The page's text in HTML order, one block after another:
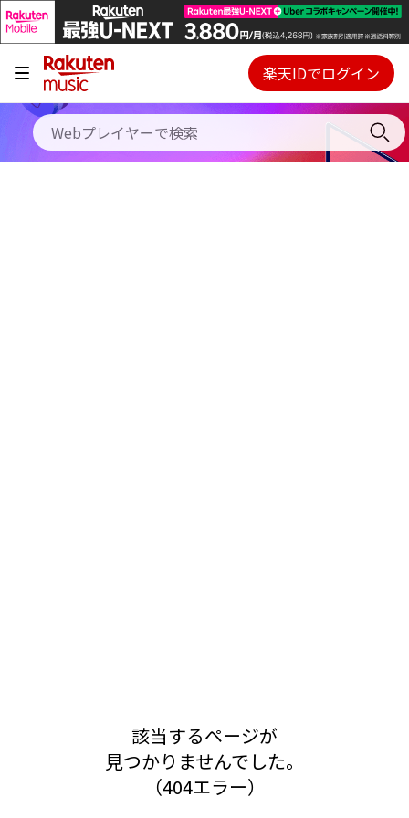
キャンペーン
料金プラン
使い方
Webプレイヤー
ご契約内容の確認・変更
楽天IDでログイン
該当するページが
見つかりませんでした。
（404エラー）